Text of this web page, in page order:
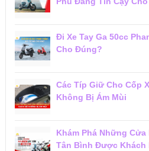
Đi Xe Tay Ga 50cc
Cho Đúng?
Các Típ Giữ Cho Cốp
Không Bị Ám Mùi
Khám Phá Những
Tân Bình Được Khách